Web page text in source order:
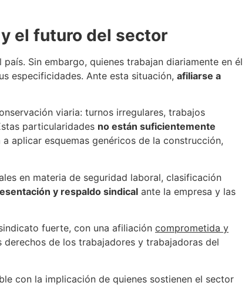
el futuro del sector
Sin embargo, quienes trabajan diariamente en él
especificidades. Ante esta situación, afiliarse a
viaria: turnos irregulares, trabajos
particularidades no están suficientemente
aplicar esquemas genéricos de la construcción,
en materia de seguridad laboral, clasificación
y respaldo sindical ante la empresa y las
fuerte, con una afiliación comprometida y
de los trabajadores y trabajadoras del
con la implicación de quienes sostienen el sector